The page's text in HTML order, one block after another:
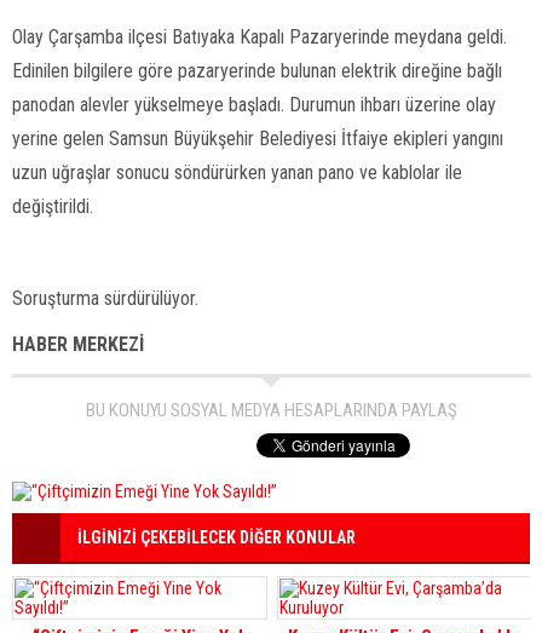
Olay Çarşamba ilçesi Batıyaka Kapalı Pazaryerinde meydana geldi.
Edinilen bilgilere göre pazaryerinde bulunan elektrik direğine bağlı
panodan alevler yükselmeye başladı. Durumun ihbarı üzerine olay
yerine gelen Samsun Büyükşehir Belediyesi İtfaiye ekipleri yangını
uzun uğraşlar sonucu söndürürken yanan pano ve kablolar ile
değiştirildi.
Soruşturma sürdürülüyor.
HABER MERKEZİ
BU KONUYU SOSYAL MEDYA HESAPLARINDA PAYLAŞ
İLGİNİZİ ÇEKEBİLECEK DİĞER KONULAR